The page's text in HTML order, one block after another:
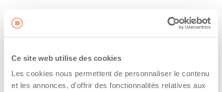
Ce site web utilise des cookies
Les cookies nous permettent de personnaliser le contenu
et les annonces, d'offrir des fonctionnalités relatives aux